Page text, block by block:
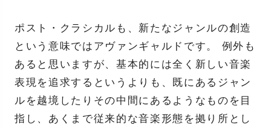
ポスト・クラシカルも、新たなジャンルの創造
という意味ではアヴァンギャルドです。 例外も
あると思いますが、基本的には全く新しい音楽
表現を追求するというよりも、既にあるジャン
ルを越境したりその中間にあるようなものを目
指し、あくまで従来的な音楽形態を拠り所とし